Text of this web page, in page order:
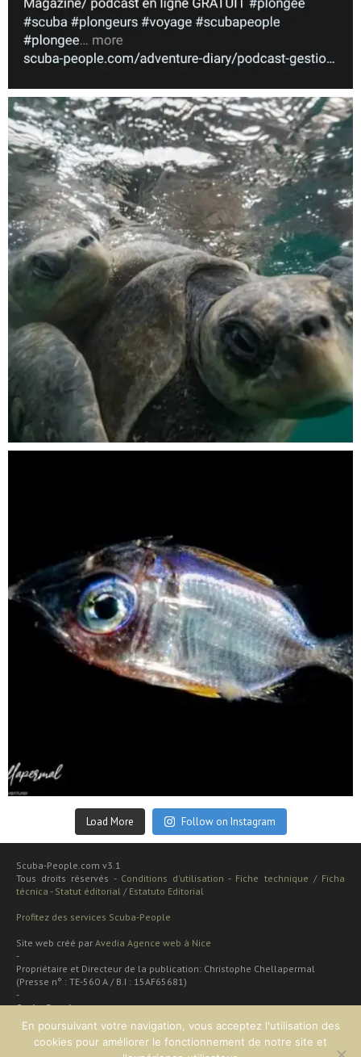
Nov 5
scuba_people_magazine
Sep 24
Load More Follow on Instagram
Scuba-People.com v3.1
Tous droits réservés - Conditions d'utilisation - Fiche technique / Ficha
técnica - Statut éditorial / Estatuto Editorial
Profitez des services Scuba-People
Site web créé par Avedia Agence web à Nice
-
Propriétaire et Directeur de la publication: Christophe Chellapermal
(Presse n° : TE-560 A / B.I : 15AF65681)
-
Scuba People
Rua cardal de são josé 48 apt
2 dt
Lisboa, PORTUGAL
En poursuivant votre navigation, vous acceptez l'utilisation des
cookies pour améliorer le fonctionnement de notre site et